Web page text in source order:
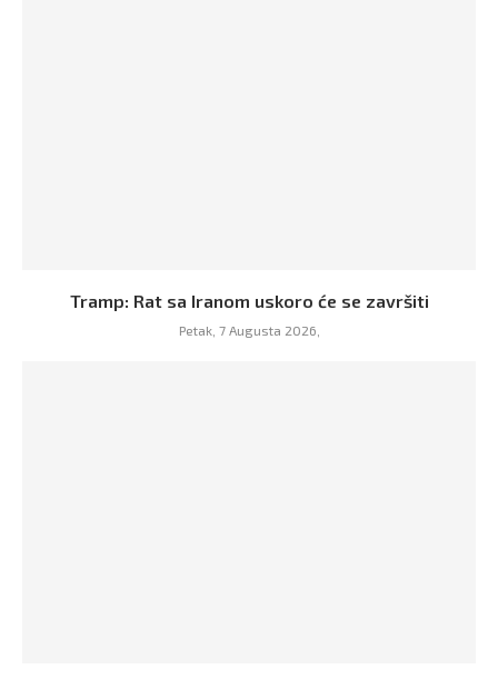
Tramp: Rat sa Iranom uskoro će se završiti
Petak, 7 Augusta 2026,